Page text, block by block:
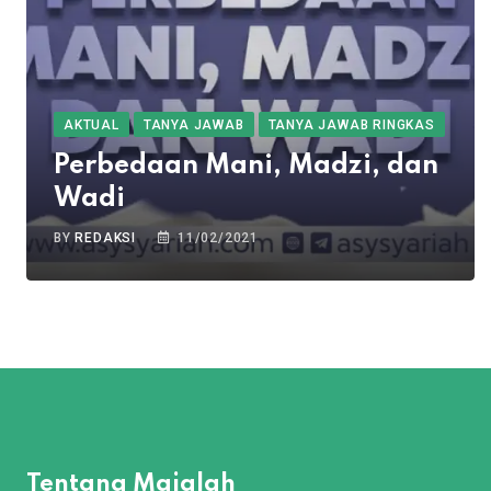
AKTUAL TANYA JAWAB TANYA JAWAB RINGKAS
Perbedaan Mani, Madzi, dan
Wadi
BYREDAKSI 11/02/2021
Tentang Majalah